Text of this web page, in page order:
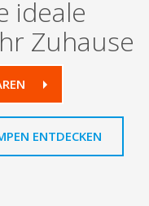
ideale
Zuhause
ENTDECKEN